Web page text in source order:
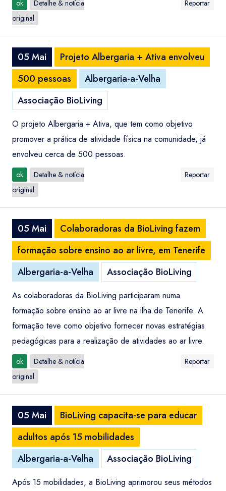
ok
Detalhe & notícia
original
Reportar
05 Mai
Projeto Albergaria + Ativa envolveu
500 pessoas
Albergaria-a-Velha
Associação BioLiving
O projeto Albergaria + Ativa, que tem como objetivo
promover a prática de atividade física na comunidade, já
envolveu cerca de 500 pessoas.
ok
Detalhe & notícia
original
Reportar
05 Mai
Colaboradoras da BioLiving fazem
formação sobre ensino ao ar livre, em Tenerife
Albergaria-a-Velha
Associação BioLiving
As colaboradoras da BioLiving participaram numa
formação sobre ensino ao ar livre na ilha de Tenerife. A
formação teve como objetivo fornecer novas estratégias
pedagógicas para a realização de atividades ao ar livre.
ok
Detalhe & notícia
original
Reportar
05 Mai
BioLiving capacita-se para educar
adultos após 15 mobilidades
Albergaria-a-Velha
Associação BioLiving
Após 15 mobilidades, a BioLiving aprimorou seus métodos